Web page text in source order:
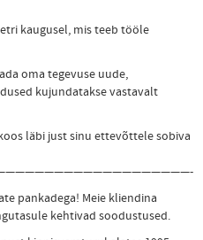
kaugusel, mis teeb tööle
oma tegevuse uude,
kujundatakse vastavalt
läbi just sinu ettevõttele sobiva
pankadega! Meie kliendina
kehtivad soodustused.